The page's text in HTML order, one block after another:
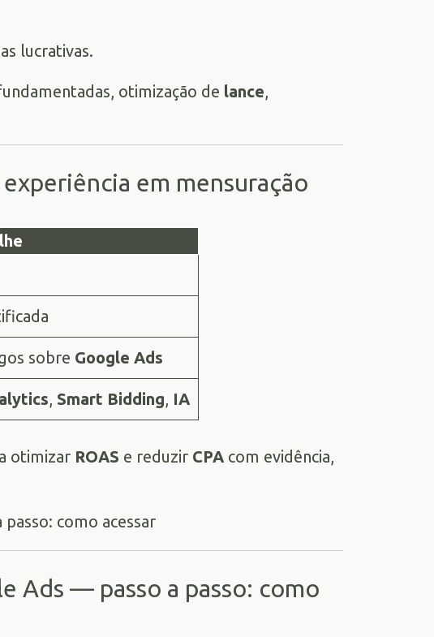
lucrativas.
otimização de lance,
em mensuração
sobre Google Ads
, Smart Bidding, IA
otimizar ROAS e reduzir CPAcom evidência,
Ads — passo a passo: como